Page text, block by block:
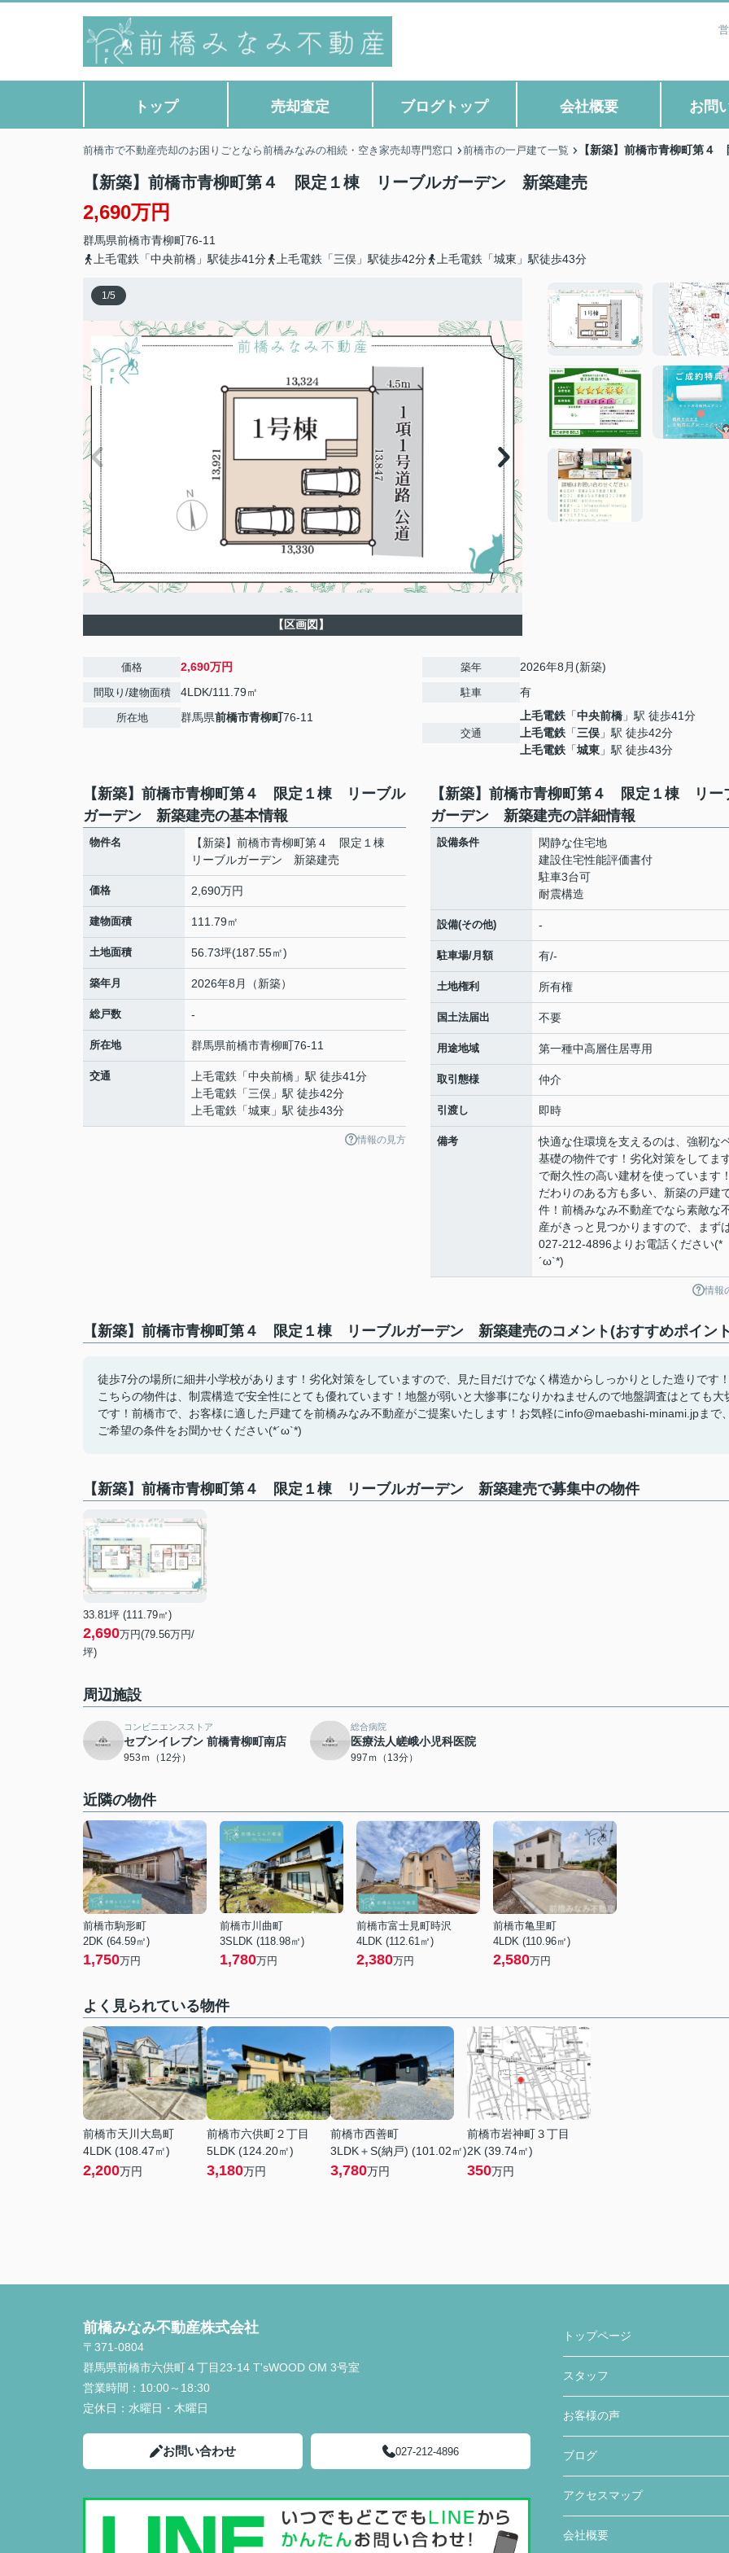
トップ 売却査定 ブログトップ 会社概要 お問
前橋市で不動産売却のお困りごとなら前橋みなみの相続・空き家売却専門窓口 前橋市の一戸建て一覧 【新築】前橋市青柳町第
【新築】前橋市青柳町第４ 限定１棟 リーブルガーデン 新築建売
2,690万円
群馬県前橋市青柳町76-11
上毛電鉄「中央前橋」駅徒歩41分
上毛電鉄「三俣」駅徒歩42分 上毛電鉄「城東」駅徒歩43分
1/5
【区画図】
価格 2,690万円
間取り/建物面積 4LDK/111.79㎡
所在地 群馬県前橋市青柳町76-11
築年 2026年8月(新築)
駐車 有
交通
上毛電鉄 「中央前橋 」駅 徒歩41分
上毛電鉄 「三俣 」駅 徒歩42分
上毛電鉄 「城東 」駅 徒歩43分
【新築】前橋市青柳町第４ 限定１棟 リーブル
ガーデン 新築建売の基本情報
物件名
【新築】前橋市青柳町第４ 限定１棟
リーブルガーデン 新築建売
価格 2,690万円
建物面積 111.79㎡
土地面積 56.73坪(187.55㎡)
築年月 2026年8月（新築）
総戸数 -
所在地 群馬県前橋市青柳町76-11
交通 上毛電鉄 「中央前橋 」駅 徒歩41分
上毛電鉄 「三俣 」駅 徒歩42分
上毛電鉄 「城東 」駅 徒歩43分
情報の見方
【新築】前橋市青柳町第４ 限定１棟 リー
ガーデン 新築建売の詳細情報
設備条件
閑静な住宅地
建設住宅性能評価書付
駐車3台可
耐震構造
設備(その他) -
駐車場/月額 有/-
土地権利 所有権
国土法届出 不要
用途地域 第一種中高層住居専用
取引態様 仲介
引渡し 即時
備考
快適な住環境を支えるのは、強靭な
基礎の物件です！劣化対策をしてま
で耐久性の高い建材を使っています
だわりのある方も多い、新築の戸建
件！前橋みなみ不動産でなら素敵な
産がきっと見つかりますので、まず
027-212-4896よりお電話ください(*
´ω`*)
情報
【新築】前橋市青柳町第４ 限定１棟 リーブルガーデン 新築建売のコメント(おすすめポイン
徒歩7分の場所に細井小学校があります！劣化対策をしていますので、見た目だけでなく構造からしっかりとした造りです
こちらの物件は、制震構造で安全性にとても優れています！地盤が弱いと大惨事になりかねませんので地盤調査はとても大
です！前橋市で、お客様に適した戸建てを前橋みなみ不動産がご提案いたします！お気軽にinfo@maebashi-minami.jpまで
ご希望の条件をお聞かせください(*´ω`*)
【新築】前橋市青柳町第４ 限定１棟 リーブルガーデン 新築建売で募集中の物件
33.81坪 (111.79㎡)
2,690万円(79.56万円/
坪)
周辺施設
コンビニエンスストア
セブンイレブン 前橋青柳町南店
953ｍ（12分）
総合病院
医療法人嵯峨小児科医院
997ｍ（13分）
近隣の物件
前橋市駒形町
2DK (64.59㎡)
1,750万円
前橋市川曲町
3SLDK (118.98㎡)
1,780万円
前橋市富士見町時沢
4LDK (112.61㎡)
2,380万円
前橋市亀里町
4LDK (110.96㎡)
2,580万円
よく見られている物件
前橋市天川大島町
4LDK (108.47㎡)
2,200万円
前橋市六供町２丁目
5LDK (124.20㎡)
3,180万円
前橋市西善町
3LDK＋S(納戸) (101.02㎡)
3,780万円
前橋市岩神町３丁目
2K (39.74㎡)
350万円
前橋みなみ不動産株式会社
〒371-0804
群馬県前橋市六供町４丁目23‐14 T'sWOOD OM 3号室
営業時間： 10:00～18:30
定休日： 水曜日・木曜日
お問い合わせ 027-212-4896
トップページ
スタッフ
お客様の声
ブログ
アクセスマップ
会社概要